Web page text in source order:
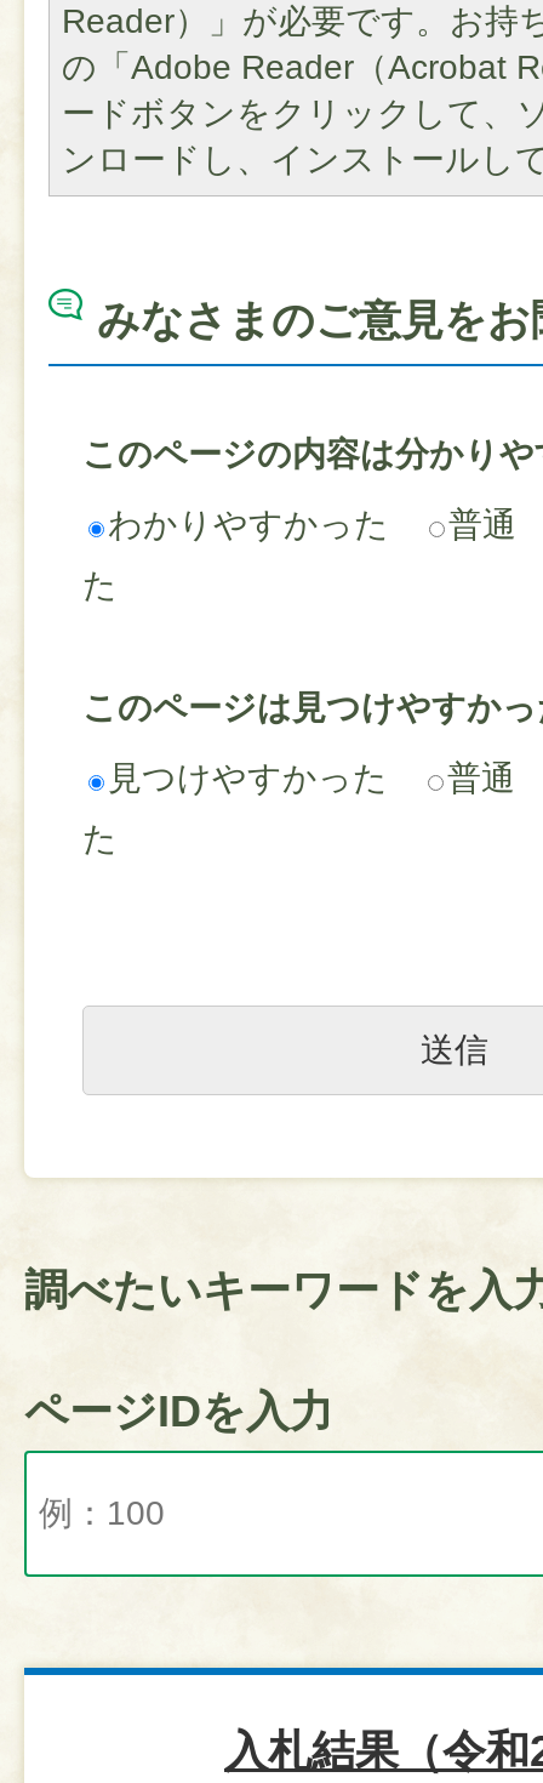
Reader）」が必要です。お持
の「Adobe Reader（Acrobat
ードボタンをクリックして、
ンロードし、インストールし
みなさまのご意見を
このページの内容は分かり
わかりやすかった
普通
た
このページは見つけやすか
見つけやすかった
普通
た
調べたいキーワードを入
ページIDを入力
入札結果（令